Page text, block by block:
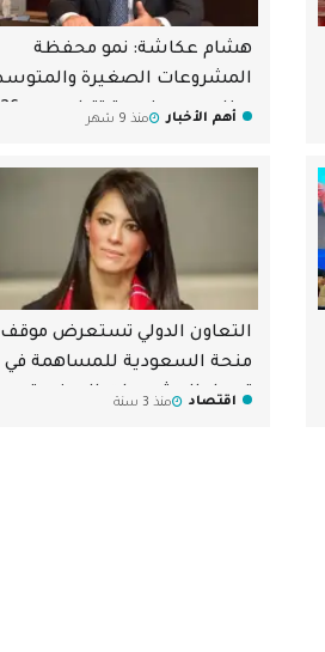
هشام عكاشة: نمو محفظة
المشروعات الصغيرة
أهم الأخبار منذ 9 شهر
التعاون الدولي تستعرض موقف
منحة السعودية للمساهمة في
تمويل المشروعات الصغيرة
اقتصاد منذ 3 سنة